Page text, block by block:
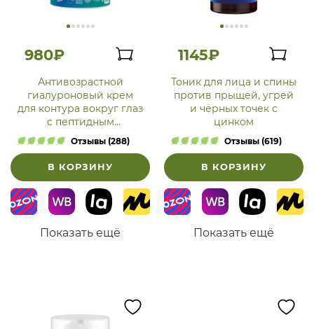
980₽
Антивозрастной
гиалуроновый крем
для контура вокруг глаз
с пептидным
комплексом против
возрастных морщин
Отзывы (288)
В КОРЗИНУ
Показать ещё
1145₽
Тоник для лица и спины
против прыщей, угрей
и чёрных точек с
цинком
Отзывы (619)
В КОРЗИНУ
Показать ещё